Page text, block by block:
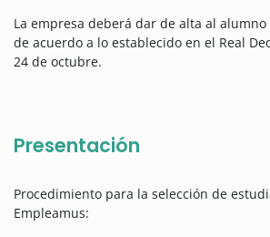
La empresa deberá dar de alta al alumno
de acuerdo a lo establecido en el Real
24 de octubre.
Presentación
Procedimiento para la selección de
Empleamus: